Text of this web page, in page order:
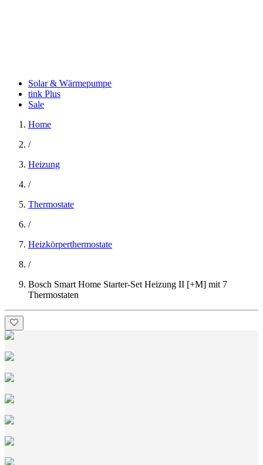
Solar & Wärmepumpe
tink Plus
Sale
Home
/
Heizung
/
Thermostate
/
Heizkörperthermostate
/
Bosch Smart Home Starter-Set Heizung II [+M] mit 7
Thermostaten